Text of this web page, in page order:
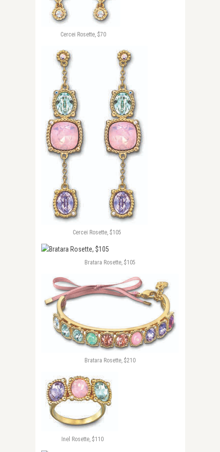
Cercei Rosette, $70
Cercei Rosette, $105
Bratara Rosette, $105
Bratara Rosette, $210
Inel Rosette, $110